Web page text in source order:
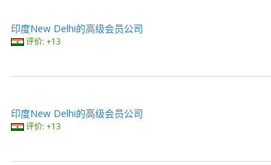
印度New Delhi的高级会员公司
评价: +13
印度New Delhi的高级会员公司
评价: +13